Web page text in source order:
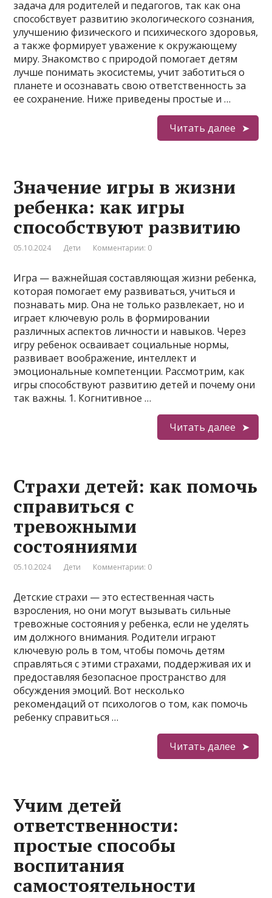
задача для родителей и педагогов, так как она
способствует развитию экологического сознания,
улучшению физического и психического здоровья,
а также формирует уважение к окружающему
миру. Знакомство с природой помогает детям
лучше понимать экосистемы, учит заботиться о
планете и осознавать свою ответственность за
ее сохранение. Ниже приведены простые и …
Читать далее
Значение игры в жизни
ребенка: как игры
способствуют развитию
05.10.2024 Дети Комментарии: 0
Игра — важнейшая составляющая жизни ребенка,
которая помогает ему развиваться, учиться и
познавать мир. Она не только развлекает, но и
играет ключевую роль в формировании
различных аспектов личности и навыков. Через
игру ребенок осваивает социальные нормы,
развивает воображение, интеллект и
эмоциональные компетенции. Рассмотрим, как
игры способствуют развитию детей и почему они
так важны. 1. Когнитивное …
Читать далее
Страхи детей: как помочь
справиться с
тревожными
состояниями
05.10.2024 Дети Комментарии: 0
Детские страхи — это естественная часть
взросления, но они могут вызывать сильные
тревожные состояния у ребенка, если не уделять
им должного внимания. Родители играют
ключевую роль в том, чтобы помочь детям
справляться с этими страхами, поддерживая их и
предоставляя безопасное пространство для
обсуждения эмоций. Вот несколько
рекомендаций от психологов о том, как помочь
ребенку справиться …
Читать далее
Учим детей
ответственности:
простые способы
воспитания
самостоятельности